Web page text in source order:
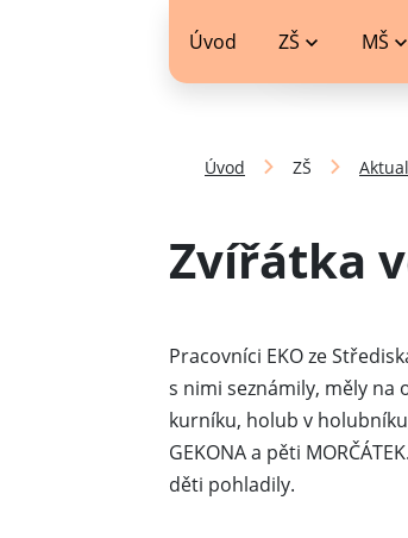
Úvod ZŠ MŠ
Úvod ZŠ
Zvířátka
Pracovníci EKO ze
s nimi seznámily, měly na
kurníku, holub v
GEKONA a pěti
děti pohladily.